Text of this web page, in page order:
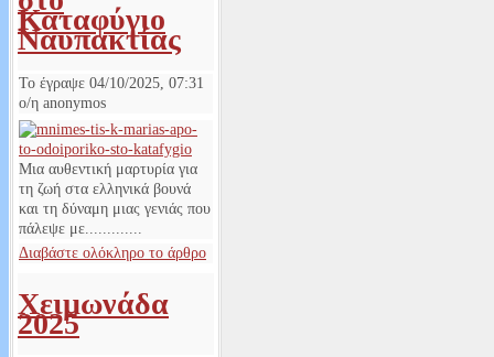
Καταφύγιο
Ναυπακτίας
Το έγραψε 04/10/2025, 07:31
ο/η anonymos
Μια αυθεντική μαρτυρία για
τη ζωή στα ελληνικά βουνά
και τη δύναμη μιας γενιάς που
πάλεψε με.............
Διαβάστε ολόκληρο το άρθρο
Χειμωνάδα
2025